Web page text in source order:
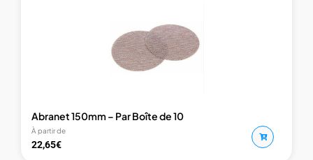
Abranet 150mm – Par Boîte de 10
À partir de
22,65€